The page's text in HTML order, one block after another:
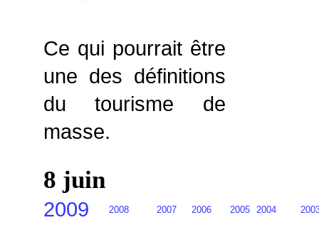
Ce qui pourrait être
une des définitions
du tourisme de
masse.
8 juin
2009 2008 2007 2006 2005 2004